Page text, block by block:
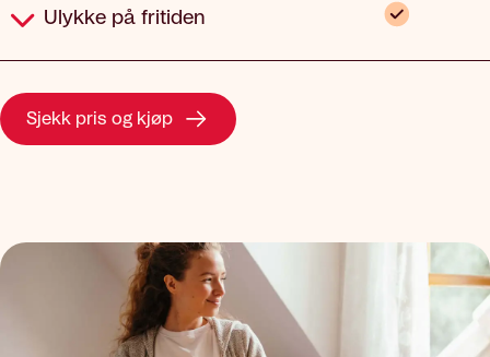
Ulykke på fritiden Inkludert
Sjekk pris og kjøp